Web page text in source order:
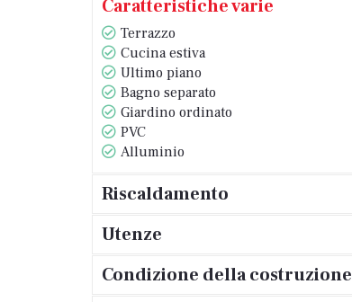
Caratteristiche varie
Terrazzo
Cucina estiva
Ultimo piano
Bagno separato
Giardino ordinato
PVC
Alluminio
Riscaldamento
Utenze
Condizione della costruzione